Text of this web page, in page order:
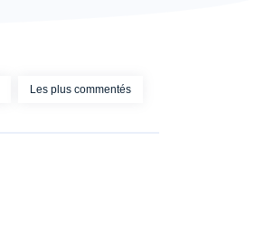
Les plus commentés